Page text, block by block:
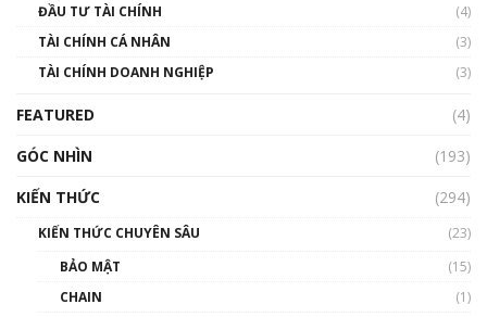
00:02:14
Nhìn lại năm 2022: Những sự kiện ảnh hưởng
đến hệ sinh thái tiền mã hoá | Phổ cập
ĐẦU TƯ TÀI CHÍNH
(4)
TÀI CHÍNH CÁ NHÂN
(3)
TÀI CHÍNH DOANH NGHIỆP
(3)
FEATURED
(4)
GÓC NHÌN
(193)
KIẾN THỨC
(294)
KIẾN THỨC CHUYÊN SÂU
(23)
BẢO MẬT
(15)
CHAIN
(1)